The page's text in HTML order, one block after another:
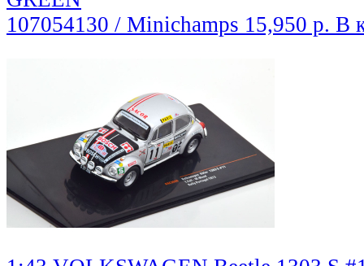
107054130 / Minichamps 15,950 р. В